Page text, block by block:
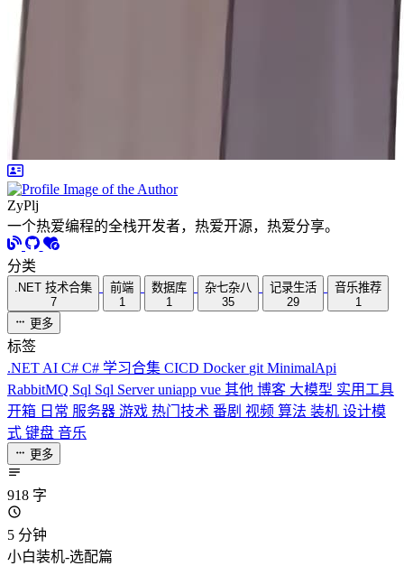
ZyPlj
一个热爱编程的全栈开发者，热爱开源，热爱分享。
分类
.NET 技术合集
7
前端
1
数据库
1
杂七杂八
35
记录生活
29
音乐推荐
1
更多
标签
.NET AI C# C# 学习合集 CICD Docker git MinimalApi
RabbitMQ Sql Sql Serveruniapp vue 其他 博客 大模型 实用工具
开箱 日常 服务器 游戏 热门技术 番剧 视频 算法 装机 设计模
式 键盘 音乐
更多
918 字
5 分钟
小白装机-选配篇